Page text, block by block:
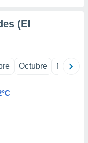
(El
Octubre